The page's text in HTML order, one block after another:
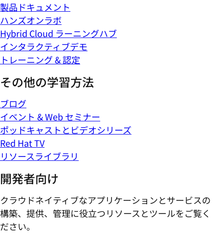
製品ドキュメント
ハンズオンラボ
Hybrid Cloud ラーニングハブ
インタラクティブデモ
トレーニング & 認定
その他の学習方法
ブログ
イベント & Web セミナー
ポッドキャストとビデオシリーズ
Red Hat TV
リソースライブラリ
開発者向け
クラウドネイティブなアプリケーションとサービスの
構築、提供、管理に役立つリソースとツールをご覧く
ださい。